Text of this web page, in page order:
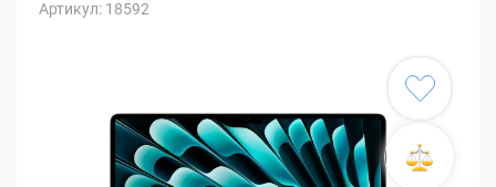
Артикул: 18592